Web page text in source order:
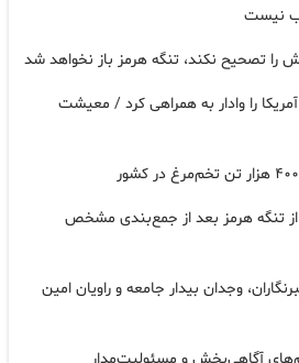
آب نیست
را تصحیح نکند، تنگه هرمز باز نخواهد شد
را وادار به همراهی کرد / معیشت
تنگه هرمز بعد از جمع‌بندی مشخص
وجدان بیدار جامعه و راویان امین
آگاهی‌بخش و مسئولیت‌مدار